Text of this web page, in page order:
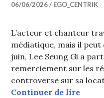
06/06/2026 EGO_CENTRIK
L’acteur et chanteur
médiatique, mais il
juin, Lee Seung Gi a
remerciement sur les
controverse sur sa
Continuer de lireLee